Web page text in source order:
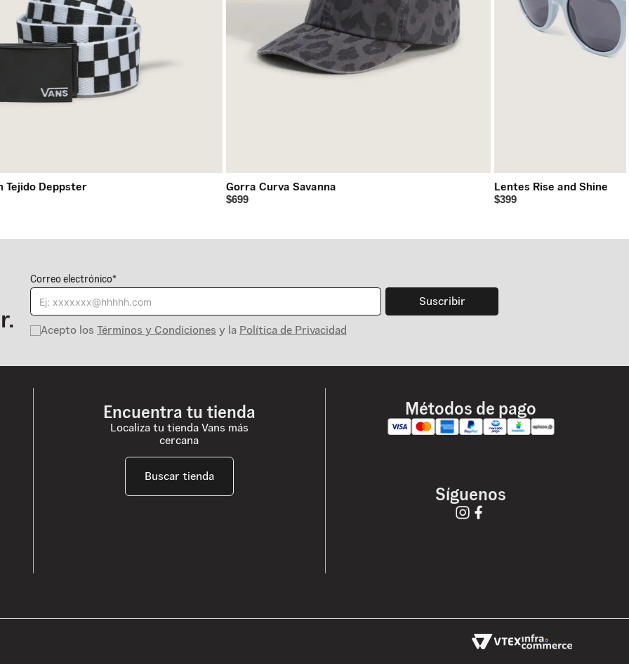
Tejido Deppster Gorra Curva Savanna
$699
Lentes Rise and Shine
$399
Correo electrónico*
Suscribir
Acepto los Términos y Condiciones y la Política de Privacidad
Encuentra tu tienda
Localiza tu tienda Vans más
cercana
Buscar tienda
Métodos de pago
Síguenos